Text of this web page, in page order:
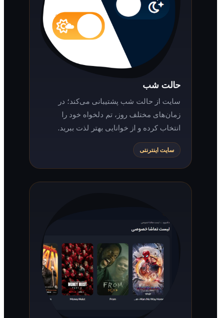
حالت شب
سایت از حالت شب پشتیبانی می‌کند؛ در
زمان‌های مختلف روز، تم دلخواه خود را
انتخاب کرده و از خوانایی بهتر لذت ببرید.
سایت اینترنتی